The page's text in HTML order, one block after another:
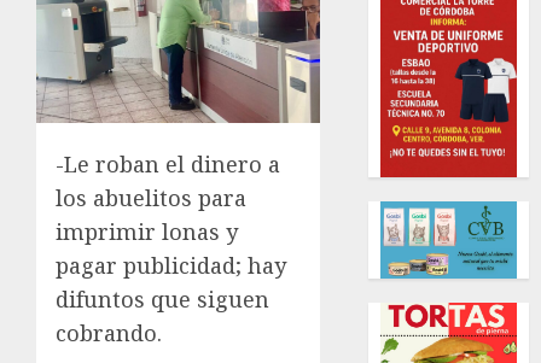
-Le roban el dinero a
los abuelitos para
imprimir lonas y
pagar publicidad; hay
difuntos que siguen
cobrando.